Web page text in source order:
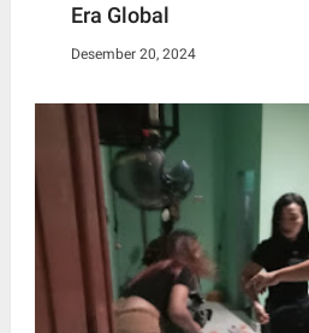
Era Global
Desember 20, 2024